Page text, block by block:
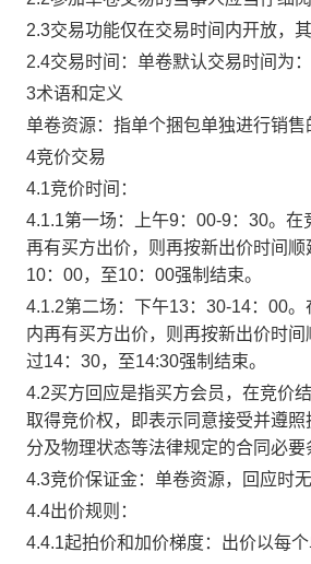
2.3交易功能仅在交易时间内开放，
2.4交易时间：单卷默认交易时间为
3术语和定义
单卷资源：指单个捆包单独进行销售
4竞价交易
4.1竞价时间：
4.1.1第一场：上午9：00-9：30。
再有买方出价，则再按新出价时间
10：00，至10：00强制结束。
4.1.2第二场：下午13：30-14：00
内再有买方出价，则再按新出价时
过14：30，至14:30强制结束。
4.2买方回应是指买方会员，在竞价
取得竞价权，即表示同意接受并遵
分及物理状态等法律规定的合同必要
4.3竞价保证金：单卷资源，回应时无
4.4出价规则：
4.4.1起拍价和加价梯度：出价以每